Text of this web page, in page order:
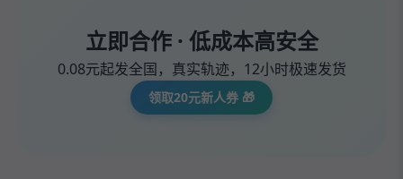
立即合作 · 低成本高安全
0.08元起发全国，真实轨迹，12小时极速发货
领取20元新人券 🎁